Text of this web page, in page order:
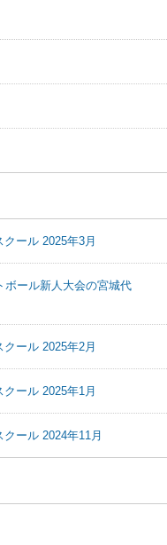
ール 2025年3月
ール新人大会の宮城代
ール 2025年2月
ール 2025年1月
ール 2024年11月